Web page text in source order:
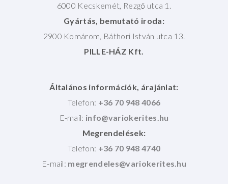
6000 Kecskemét, Rezgő utca 1.
Gyártás, bemutató iroda:
2900 Komárom, Báthori István utca 13.
PILLE-HÁZ Kft.
Általános információk, árajánlat:
Telefon: +36 70 948 4066
E-mail:
Megrendelések:
Telefon: +36 70 948 4740
E-mail: